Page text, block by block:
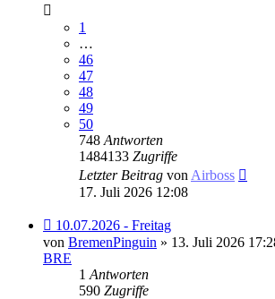
1
…
46
47
48
49
50
748 Antworten
1484133 Zugriffe
Letzter Beitrag von Airboss
17. Juli 2026 12:08
Neuer
Beitrag
10.07.2026 - Freitag
von BremenPinguin » 13. Juli 2026
BRE
1 Antworten
590 Zugriffe